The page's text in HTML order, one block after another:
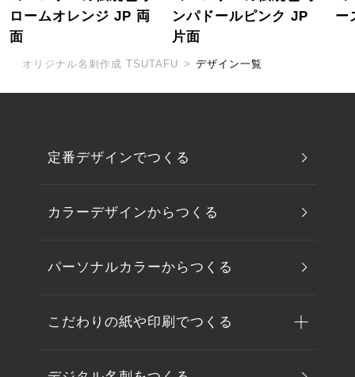
ロームオレンジ JP 両
面
ンパドールピンク JP
片面
ー
オリジナル名刺作成 TSUTAFU > デザイン一覧
定番デザインでつくる
カラーデザインからつくる
パーソナルカラーからつくる
こだわりの紙や印刷でつくる